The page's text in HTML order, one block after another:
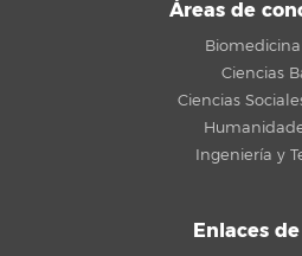
Áreas de
Ciencias
Ciencias
Ingeniería y
Enlaces